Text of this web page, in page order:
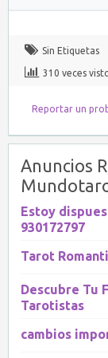
Sin Etiquetas
310 veces
Reportar un
Anuncios
Estoy
930172797
Tarot
Descubre Tu
Tarotistas
cambios